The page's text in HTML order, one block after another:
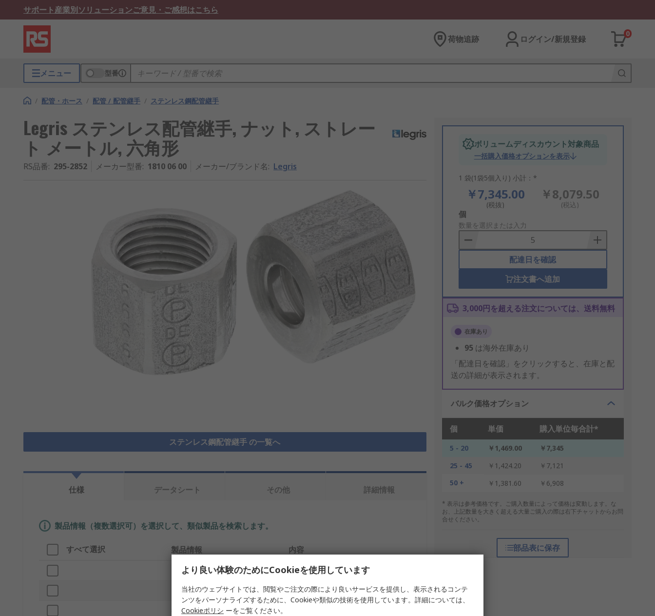
サポート産業別ソリューションご意見・ご感想はこちら
荷物追跡 ログイン/新規登録
0
メニュー 型番
/ 配管・ホース / 配管 / 配管継手 / ステンレス鋼配管継手
Legris ステンレス配管継手, ナット, ストレー
ト メートル, 六角形
RS品番: 295-2852 メーカー型番: 1810 06 00 メーカー/ブランド名: Legris
ステンレス鋼配管継手 の一覧へ
ボリュームディスカウント対象商品
一括購入価格オプションを表示
1 袋(1袋5個入り) 小計：*
￥7,345.00
(税抜)
￥8,079.50
(税込)
Add
to
Basket
個
数量を選択または入力
配達日を確認
注文書へ追加
3,000円を超える注文については、送料無料
在庫あり
95 は海外在庫あり
「配達日を確認」をクリックすると、在庫と配
送の詳細が表示されます。
バルク価格オプション
個 単価 購入単位毎合計*
5 - 20 ￥1,469.00
￥7,345
25 - 45
￥1,424.20
￥7,121
50 +
￥1,381.60 ￥6,908
* 表示は参考価格です。ご購入数量によって価格は変動します。な
お、上記数量を大きく超える大量ご購入の際は右下チャットからお問
合せください。
部品表に保存
仕様 データシート その他 詳細情報
製品情報（複数選択可）を選択して、類似製品を検索します。
すべて選択 製品情報 内容
ブランド Legris
プロダクトタイプ ステンレス配管継手
接続種類
より良い体験のためにCookieを使用しています
当社のウェブサイトでは、閲覧やご注文の際により良いサービスを提供し、表示されるコンテ
ンツをパーソナライズするために、Cookieや類似の技術を使用しています。詳細については、
Cookieポリシ ーをご覧ください。